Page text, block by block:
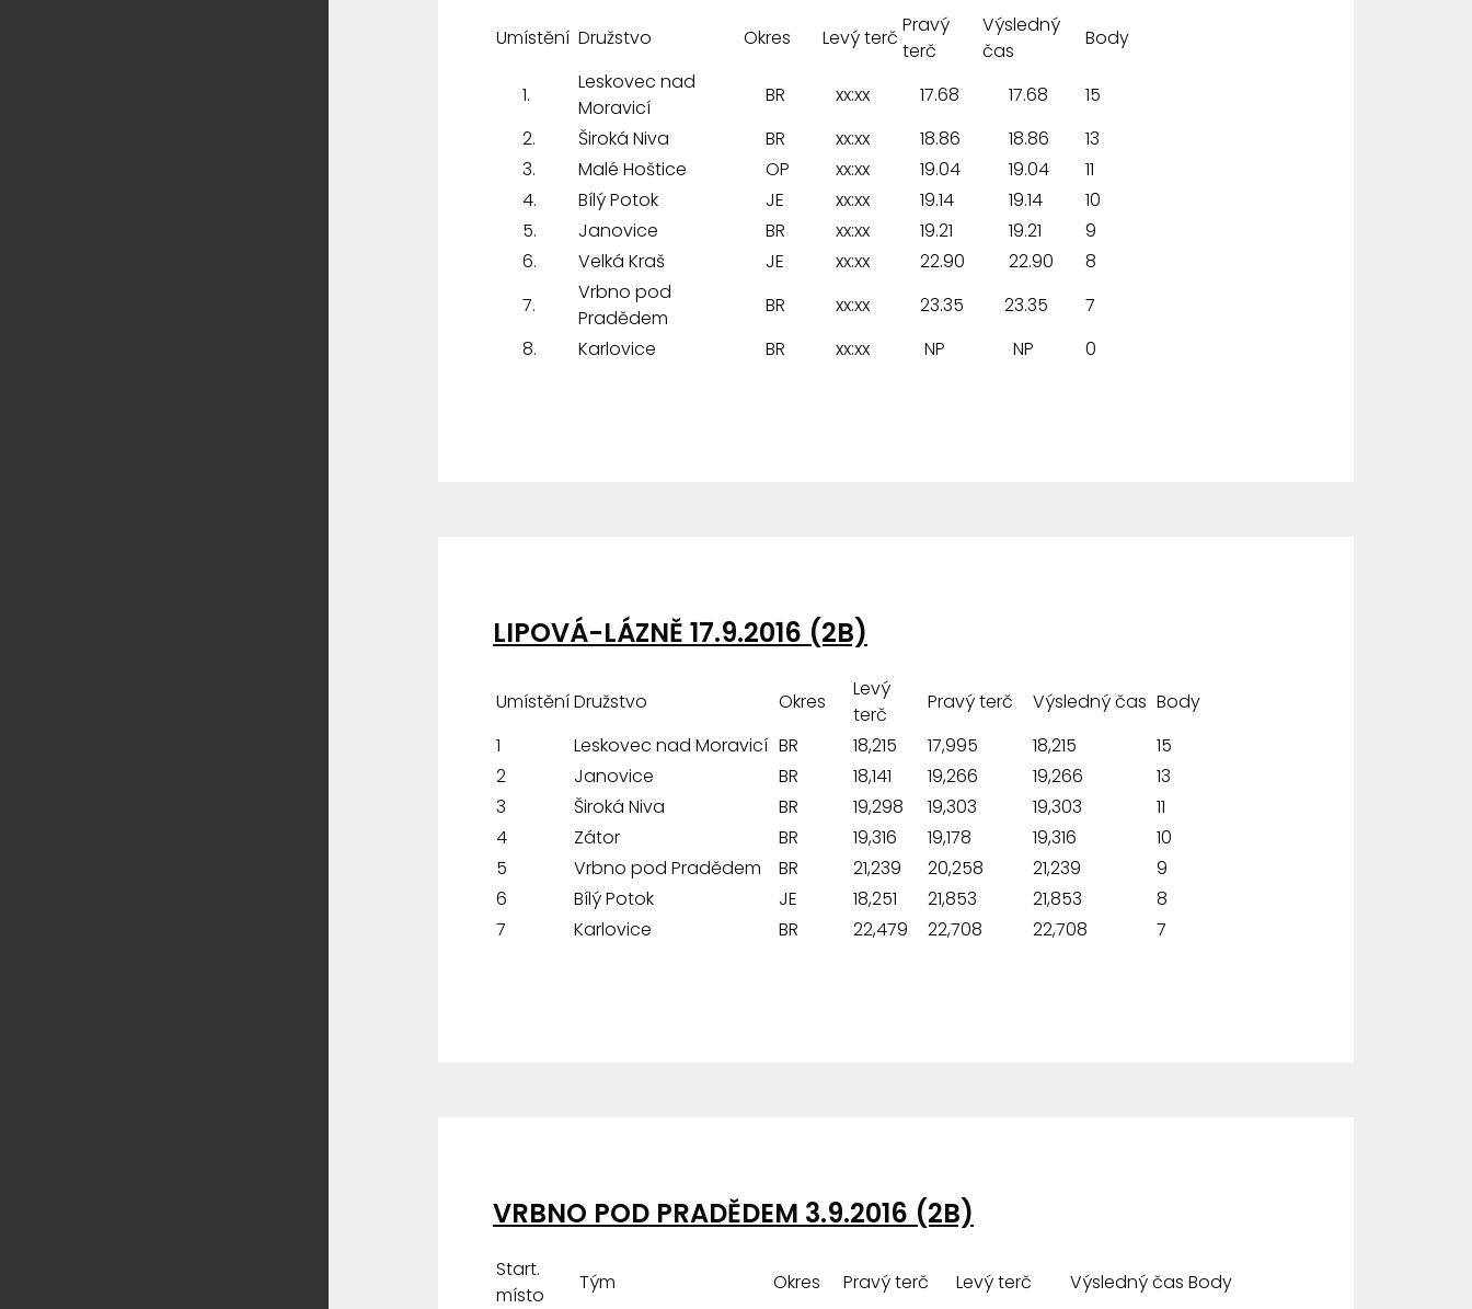
Umístění Družstvo Okres Levý terč
Pravý
terč
Výsledný
čas
Body
1.
Leskovec nad
Moravicí
BR xx:xx 17.68 17.68
15
2.
Široká Niva BR xx:xx 18.86 18.86
13
3.
Malé Hoštice OP xx:xx 19.04 19.04
11
4.
Bílý Potok JE xx:xx 19.14 19.14
10
5.
Janovice BR xx:xx 19.21 19.21
9
6.
Velká Kraš JE xx:xx 22.90 22.90
8
7.
Vrbno pod
Pradědem
BR xx:xx 23.35 23.35
7
8.
Karlovice BR xx:xx NP NP 0
LIPOVÁ-LÁZNĚ 17.9.2016 (2B)
UmístěníDružstvo Okres
Levý
terč
Pravý terč Výsledný čas Body
1
Leskovec nad Moravicí BR 18,215 17,995 18,215
15
2
Janovice BR 18,141 19,266 19,266
13
3
Široká Niva BR 19,298 19,303 19,303
11
4
Zátor BR 19,316 19,178 19,316
10
5
Vrbno pod Pradědem BR 21,239 20,258 21,239
9
6
Bílý Potok JE 18,251 21,853 21,853
8
7
Karlovice BR 22,479 22,708 22,708 7
VRBNO POD PRADĚDEM 3.9.2016 (2B)
Start.
místo
Tým Okres Pravý terč Levý terč Výsledný čas Body